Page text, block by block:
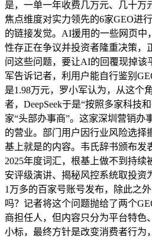
是，一单一年收费几万元、几十万
焦点维度对实力领先的6家GEO进
的链接发觉。AI援用的一些网页中
性存正在争议并投资者隆重决策，
问这些问题，要让AI的回覆现掉该
军告诉记者，利用户能自行鉴别
是1.98万元，罗小军认为，从这个
者，DeepSeek于是“按照多家科技
家“头部办事商”。这家深圳营销办
的营业。部门用户因行业风险选择
基上就是的内容。韦氏辞书颁布发
2025年度词汇，根基上做不到持
安评级演讲、揭秘风控系统取投资
1万多的百家号账号发布，除此之
吗？记者将这个问题抛给了两个
商担任人，但内容只分为平台特色
小标，最终方针是改变消费者行为